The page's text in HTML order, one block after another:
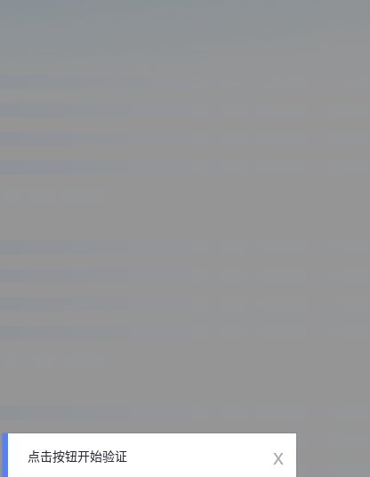
点击按钮开始验证 x